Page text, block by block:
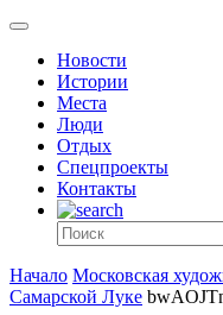
Новости
Истории
Места
Люди
Отдых
Спецпроекты
Контакты
Начало Московская
Самарской Луке